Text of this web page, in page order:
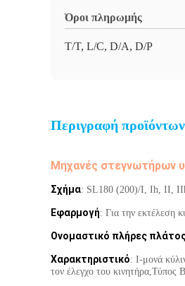
Όροι πληρωμής
T/T, L/C, D/A, D/P
Περιγραφή προϊόντων
Μηχανές στεγνωτήρων
Σχήμα: SL180 (200)/I, Ih, II,
Εφαρμογή: Για την εκτέλεση
Ονομαστικό πλήρες
Χαρακτηριστικό: I-μονά
τον έλεγχο του κινητήρα,Τύπος